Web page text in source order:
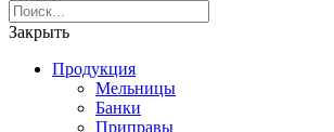
Закрыть
Продукция
Мельницы
Банки
Приправы